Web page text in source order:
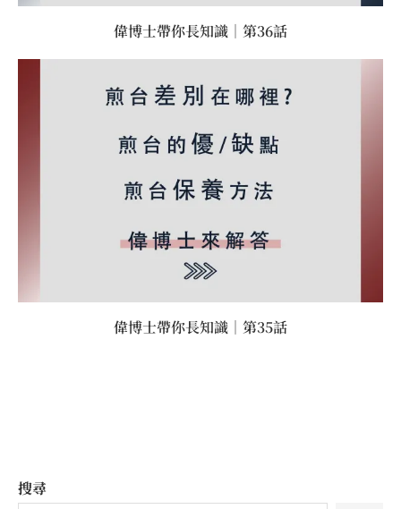
偉博士帶你長知識｜第36話
偉博士帶你長知識｜第35話
搜尋